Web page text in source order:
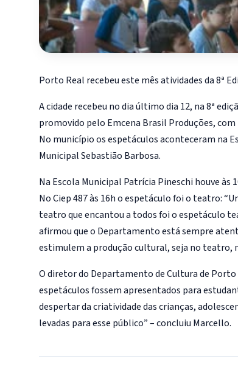
Porto Real recebeu este mês atividades da 8ª
A cidade recebeu no dia último dia 12, na 8ª
promovido pelo Emcena Brasil Produções,
No município os espetáculos aconteceram na
Municipal Sebastião Barbosa.
Na Escola Municipal Patrícia Pineschi houve
No Ciep 487 às 16h o espetáculo foi o teatro:
teatro que encantou a todos foi o espetáculo
afirmou que o Departamento está sempre
estimulem a produção cultural, seja no teatro,
O diretor do Departamento de Cultura de
espetáculos fossem apresentados para
despertar da criatividade das crianças,
levadas para esse público” – concluiu Marcello.